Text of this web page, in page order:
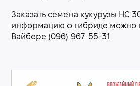
Заказать семена кукурузы НС
информацию о гибриде можно
Вайбере (096) 967-55-31